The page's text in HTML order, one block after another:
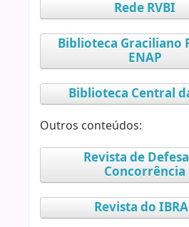
Rede RVBI
Biblioteca Graciliano
ENAP
Biblioteca Central
Outros conteúdos:
Revista de
Concorrência
Revista do